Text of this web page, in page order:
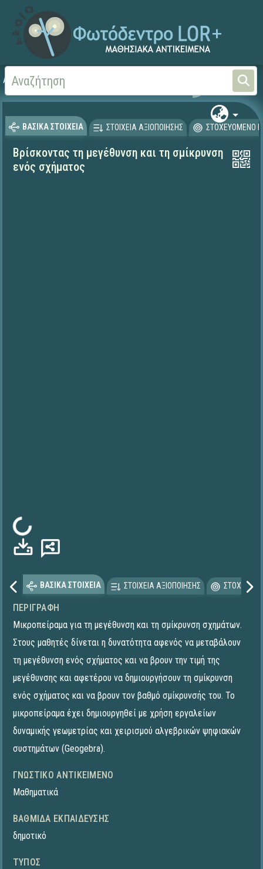
Αρχική
ΒΑΣΙΚΑ ΣΤΟΙΧΕΙΑ ΣΤΟΙΧΕΙΑ ΑΞΙΟΠΟΙΗΣΗΣ ΣΤΟΧΕΥΟΜΕΝΟ
Βρίσκοντας τη μεγέθυνση και τη σμίκρυνση
ενός σχήματος
Φόρτωση...
ΒΑΣΙΚΑ ΣΤΟΙΧΕΙΑ ΣΤΟΙΧΕΙΑ ΑΞΙΟΠΟΙΗΣΗΣ
ΠΕΡΙΓΡΑΦΉ
Μικροπείραμα για τη μεγέθυνση και τη σμίκρυνση σχημάτων.
Στους μαθητές δίνεται η δυνατότητα αφενός να μεταβάλουν
τη μεγέθυνση ενός σχήματος και να βρουν την τιμή της
μεγέθυνσης και αφετέρου να δημιουργήσουν τη σμίκρυνση
ενός σχήματος και να βρουν τον βαθμό σμίκρυνσής του. Το
μικροπείραμα έχει δημιουργηθεί με χρήση εργαλείων
δυναμικής γεωμετρίας και χειρισμού αλγεβρικών ψηφιακών
συστημάτων (Geogebra).
ΓΝΩΣΤΙΚΌ ΑΝΤΙΚΕΊΜΕΝΟ
Μαθηματικά
ΒΑΘΜΊΔΑ ΕΚΠΑΊΔΕΥΣΗΣ
δημοτικό
ΤΎΠΟΣ